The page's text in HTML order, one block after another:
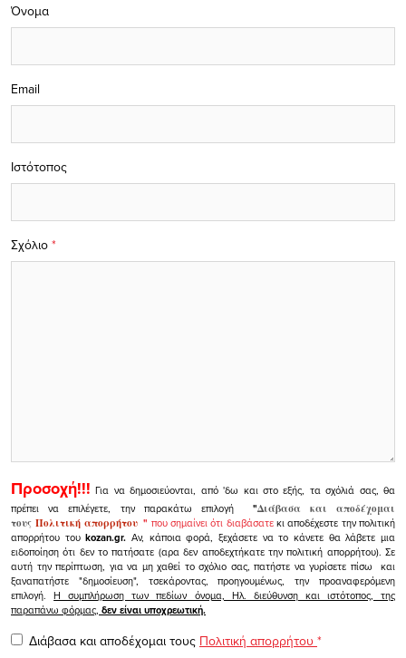
Σχόλιο *
Όνομα
Email
Ιστότοπος
Προσοχή!!! Για να δημοσιεύονται, από 'δω και στο εξής, τα σχόλιά σας, θα
πρέπει να επιλέγετε, την παρακάτω επιλογή
"Διάβασα και αποδέχομαι
τουςΠολιτική απορρήτου" που σημαίνει ότι διαβάσατεκι αποδέχεστε την πολιτική
απορρήτου τουkozan.gr. Αν, κάποια φορά, ξεχάσετε να το κάνετε θα λάβετε μια
ειδοποίηση ότι δεν το πατήσατε (αρα δεν αποδεχτήκατε την πολιτική απορρήτου). Σε
αυτή την περίπτωση, για να μη χαθεί το σχόλιο σας, πατήστε να γυρίσετε πίσω και
ξαναπατήστε "δημοσίευση", τσεκάροντας, προηγουμένως, την προαναφερόμενη
επιλογή.Η συμπλήρωση των πεδίων όνομα, Ηλ. διεύθυνση και ιστότοπος, της
παραπάνω φόρμας, δεν είναι υποχρεωτική.
Διάβασα και αποδέχομαι τους Πολιτική απορρήτου *